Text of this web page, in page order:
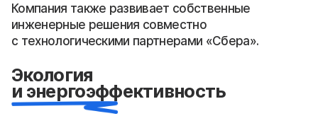
Компания также развивает собственные
инженерные решения совместно
с технологическими партнерами «Сбера».
Экология
и энергоэффективность